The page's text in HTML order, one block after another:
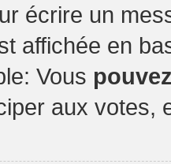
écrire un
affichée en
Vous
aux votes,